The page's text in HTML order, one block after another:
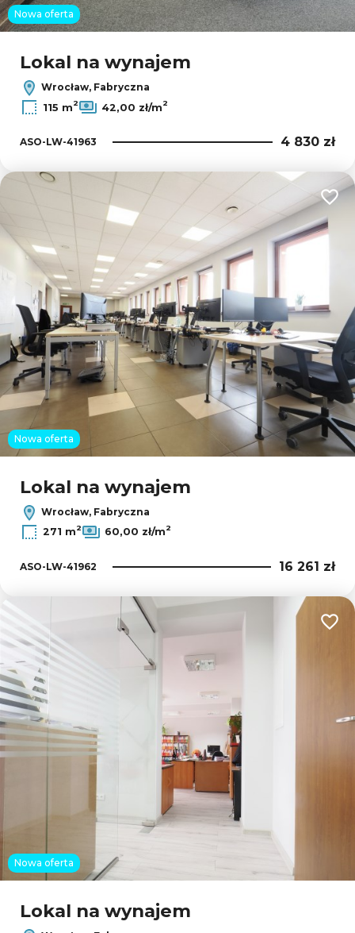
Nowa oferta
Lokal na wynajem
Wrocław, Fabryczna
115 m2 42,00 zł/m2
ASO-LW-41963 4 830 zł
Nowa oferta
Lokal na wynajem
Wrocław, Fabryczna
271 m2 60,00 zł/m2
ASO-LW-41962 16 261 zł
Nowa oferta
Lokal na wynajem